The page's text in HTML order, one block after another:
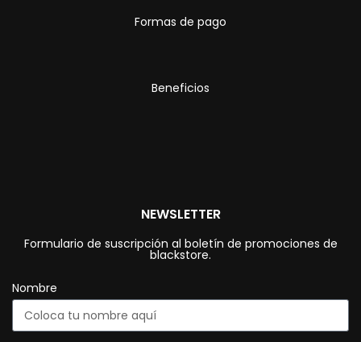
Formas de pago
Beneficios
NEWSLETTER
Formulario de suscripción al boletín de promociones de
blackstore.
Nombre